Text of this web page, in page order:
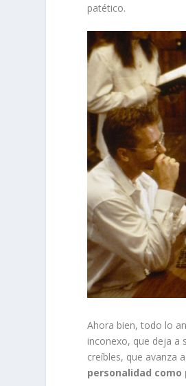
patético.
Ahora bien, todo lo
inconexo, que deja a
creíbles, que avanza
personalidad